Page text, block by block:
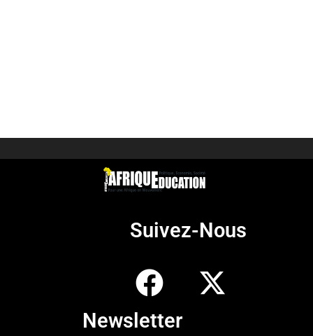
Suivez-Nous
Newsletter